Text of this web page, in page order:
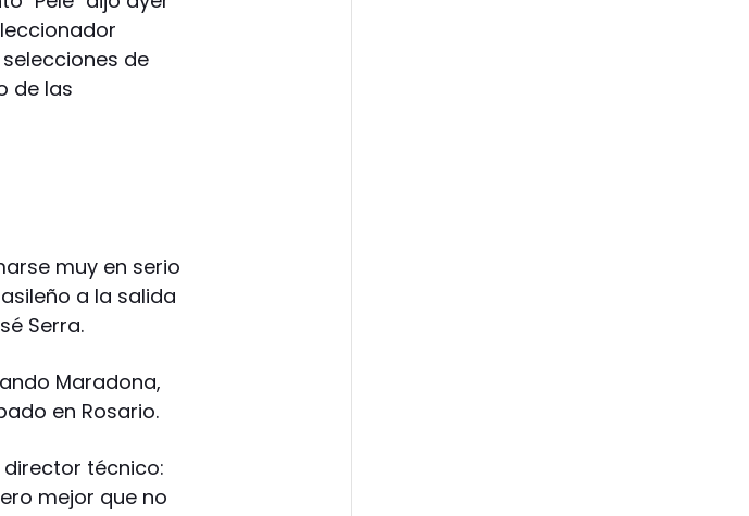
de
de las
muy en serio
a la salida
Serra.
Maradona,
en Rosario.
técnico:
mejor que no